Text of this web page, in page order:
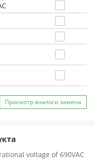
Просмотр аналоги замена
voltage of 690VAC